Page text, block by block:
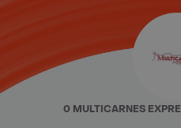
0 MULTICARNES